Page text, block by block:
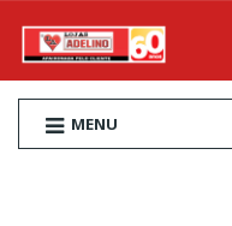
MENU